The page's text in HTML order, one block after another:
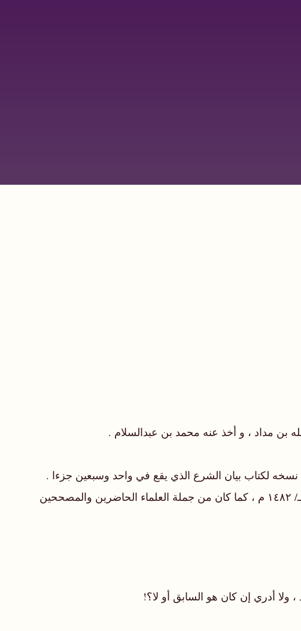
بن مداد ، و أخذ عنه محمد بن عبدالسلام .
نسخه لكتاب بيان الشرع الذي يقع في واحد وسبعين جزءا .
حضر مع أبيه وغيره من العلماء حكم تغريق أموال سلاطين آل نبهان في عهد الإمام عمر بن الخطاب سنة ٨٨٧ هـ/ ١٤٨٢ م ، كما كان من جملة العلماء الحاضرين والمصححين